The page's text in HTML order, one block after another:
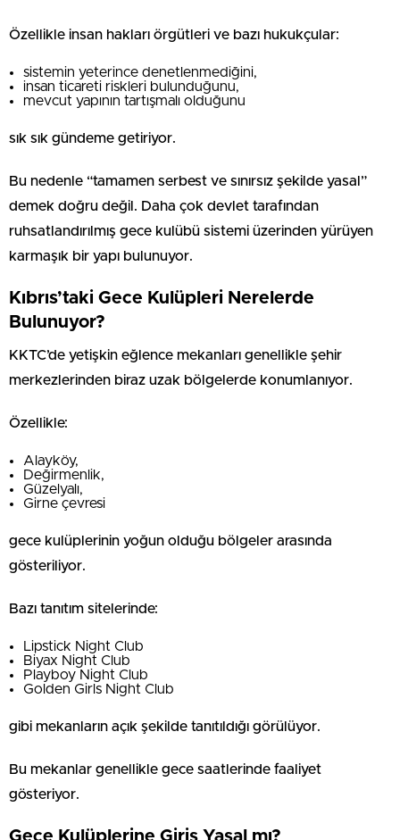
Özellikle insan hakları örgütleri ve bazı hukukçular:
sistemin yeterince denetlenmediğini,
insan ticareti riskleri bulunduğunu,
mevcut yapının tartışmalı olduğunu
sık sık gündeme getiriyor.
Bu nedenle “tamamen serbest ve sınırsız şekilde yasal”
demek doğru değil. Daha çok devlet tarafından
ruhsatlandırılmış gece kulübü sistemi üzerinden yürüyen
karmaşık bir yapı bulunuyor.
Kıbrıs’taki Gece Kulüpleri Nerelerde
Bulunuyor?
KKTC’de yetişkin eğlence mekanları genellikle şehir
merkezlerinden biraz uzak bölgelerde konumlanıyor.
Özellikle:
Alayköy,
Değirmenlik,
Güzelyalı,
Girne çevresi
gece kulüplerinin yoğun olduğu bölgeler arasında
gösteriliyor.
Bazı tanıtım sitelerinde:
Lipstick Night Club
Biyax Night Club
Playboy Night Club
Golden Girls Night Club
gibi mekanların açık şekilde tanıtıldığı görülüyor.
Bu mekanlar genellikle gece saatlerinde faaliyet
gösteriyor.
Gece Kulüplerine Giriş Yasal mı?